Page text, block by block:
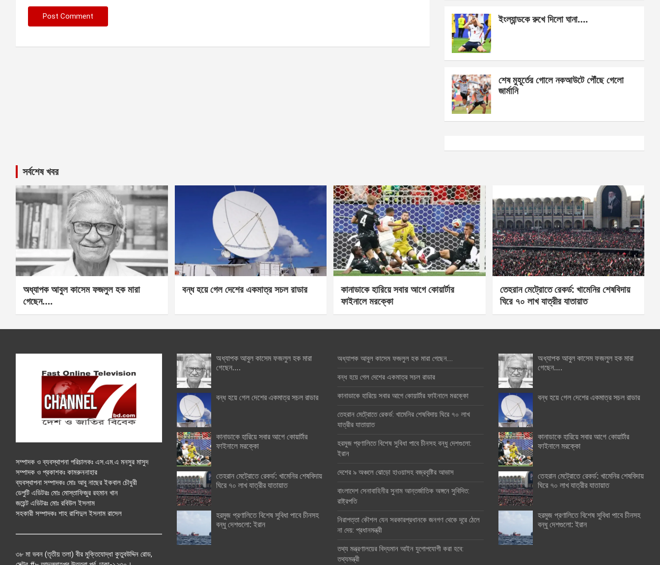
ইংল্যান্ডকে রুখে দিলো ঘানা….
শেষ মুহূর্তের গোলে নকআউটে পৌঁছে গেলো
জার্মানি
সর্বশেষ খবর
অধ্যাপক আবুল কাসেম ফজলুল হক মারা
গেছেন….
বন্ধ হয়ে গেল দেশের একমাত্র সচল রাডার
কানাডাকে হারিয়ে সবার আগে কোয়ার্টার
ফাইনালে মরক্কো
তেহরান মেট্রোতে রেকর্ড: খামেনির শেষবিদায়
ঘিরে ৭০ লাখ যাত্রীর যাতায়াত
সম্পাদক ও ব্যবস্থাপনা পরিচালকঃ এস.এম.এ মনসুর মাসুদ
সম্পাদক ও প্রকাশকঃ কামরুননাহার
ব্যবস্থাপনা সম্পাদকঃ মোঃ আবু নাছের ইকবাল চৌধুরী
ডেপুটি এডিটরঃ মোঃ মোস্তাফিজুর রহমান খান
জয়েন্ট এডিটরঃ মোঃ রবিউল ইসলাম
সহকারী সম্পাদকঃ শাহ রাশিদুল ইসলাম রাসেল
৩৮ মা ভবন (তৃতীয় তলা) বীর মুক্তিযোদ্ধা কুতুবউদ্দিন রোড,
অধ্যাপক আবুল কাসেম ফজলুল হক মারা
গেছেন….
বন্ধ হয়ে গেল দেশের একমাত্র সচল রাডার
কানাডাকে হারিয়ে সবার আগে কোয়ার্টার
ফাইনালে মরক্কো
তেহরান মেট্রোতে রেকর্ড: খামেনির শেষবিদায়
ঘিরে ৭০ লাখ যাত্রীর যাতায়াত
হরমুজ প্রণালিতে বিশেষ সুবিধা পাবে চীনসহ
বন্ধু দেশগুলো: ইরান
অধ্যাপক আবুল কাসেম ফজলুল হক মারা গেছেন….
বন্ধ হয়ে গেল দেশের একমাত্র সচল রাডার
কানাডাকে হারিয়ে সবার আগে কোয়ার্টার ফাইনালে মরক্কো
তেহরান মেট্রোতে রেকর্ড: খামেনির শেষবিদায় ঘিরে ৭০ লাখ
যাত্রীর যাতায়াত
হরমুজ প্রণালিতে বিশেষ সুবিধা পাবে চীনসহ বন্ধু দেশগুলো:
ইরান
দেশের ৯ অঞ্চলে ঝোড়ো হাওয়াসহ বজ্রবৃষ্টির আভাস
বাংলাদেশ সেনাবাহিনীর সুনাম আন্তর্জাতিক অঙ্গনে সুবিদিত:
রাষ্ট্রপতি
নিরাপত্তা কৌশল যেন সরকারপ্রধানকে জনগণ থেকে দূরে ঠেলে
না দেয়: প্রধানমন্ত্রী
তথ্য মন্ত্রণালয়ের বিদ্যমান আইন যুগোপযোগী করা হবে:
তথ্যমন্ত্রী
অধ্যাপক আবুল কাসেম ফজলুল হক মারা
গেছেন….
বন্ধ হয়ে গেল দেশের একমাত্র সচল রাডার
কানাডাকে হারিয়ে সবার আগে কোয়ার্টার
ফাইনালে মরক্কো
তেহরান মেট্রোতে রেকর্ড: খামেনির শেষবিদায়
ঘিরে ৭০ লাখ যাত্রীর যাতায়াত
হরমুজ প্রণালিতে বিশেষ সুবিধা পাবে চীনসহ
বন্ধু দেশগুলো: ইরান